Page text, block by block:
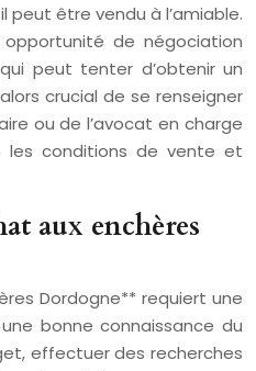
être vendu à l’amiable.
de négociation
peut tenter d’obtenir un
crucial de se renseigner
ou de l’avocat en charge
les conditions de vente et
aux enchères
Dordogne** requiert une
bonne connaissance du
effectuer des recherches